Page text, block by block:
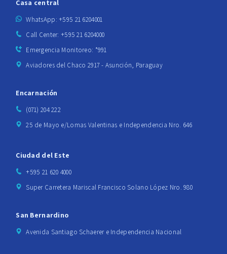
Casa central
WhatsApp: +595 21 6204001
Call Center: +595 21 6204000
Emergencia Monitoreo: *991
Aviadores del Chaco 2917 - Asunción, Paraguay
Encarnación
(071) 204 222
25 de Mayo e/Lomas Valentinas e Independencia Nro. 646
Ciudad del Este
+595 21 620 4000
Super Carretera Mariscal Francisco Solano López Nro. 980
San Bernardino
Avenida Santiago Schaerer e Independencia Nacional